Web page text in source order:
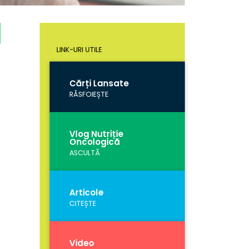
LINK-URI UTILE
Cărți Lansate
RĂSFOIEȘTE
Vlog Nutriție
Oncologică
ASCULTĂ
Articole
CITEȘTE
Video